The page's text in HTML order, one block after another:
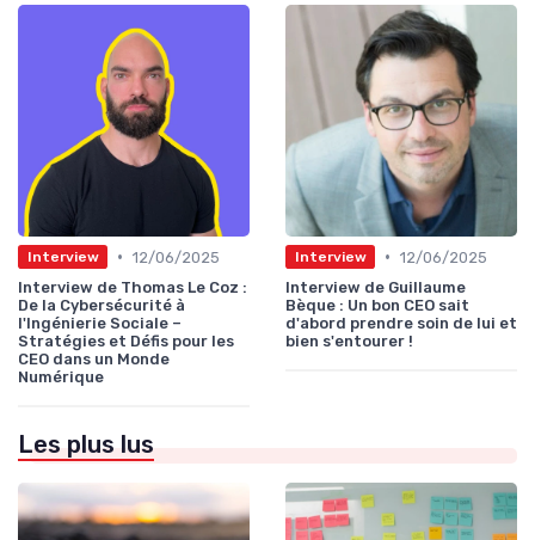
Interview • 12/06/2025
Interview de Thomas Le Coz :
De la Cybersécurité à
l'Ingénierie Sociale –
Stratégies et Défis pour les
CEO dans un Monde
Numérique
Interview • 12/06/2025
Interview de Guillaume
Bèque : Un bon CEO sait
d'abord prendre soin de lui et
bien s'entourer !
Les plus lus